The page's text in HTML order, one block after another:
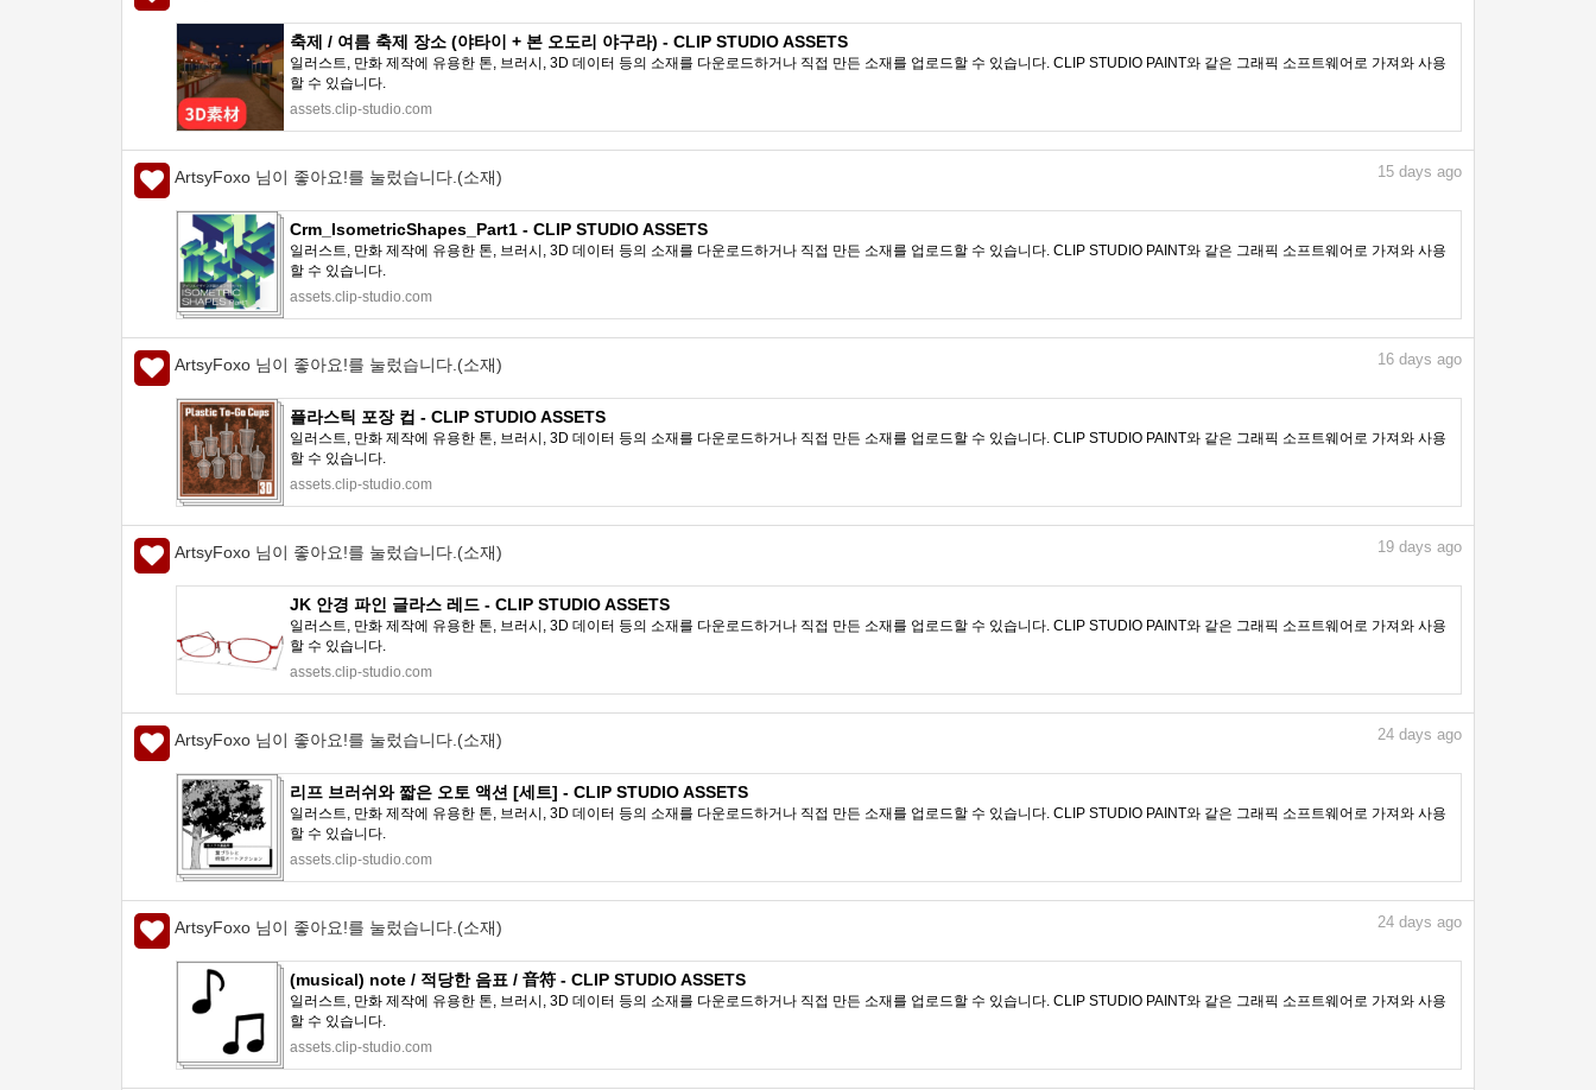
축제 / 여름 축제 장소 (야타이 + 본 오도리 야구라) - CLIP STUDIO ASSETS
일러스트, 만화 제작에 유용한 톤, 브러시, 3D 데이터 등의 소재를 다운로드하거나 직접 만든 소재를 업로드할 수 있습니다. CLIP STUDIO PAINT와 같은 그래픽 소프트웨어로 가져와 사용
할 수 있습니다.
assets.clip-studio.com
ArtsyFoxo 님이 좋아요!를 눌렀습니다.(소재) 15 days ago
Crm_IsometricShapes_Part1 - CLIP STUDIO ASSETS
일러스트, 만화 제작에 유용한 톤, 브러시, 3D 데이터 등의 소재를 다운로드하거나 직접 만든 소재를 업로드할 수 있습니다. CLIP STUDIO PAINT와 같은 그래픽 소프트웨어로 가져와 사용
할 수 있습니다.
assets.clip-studio.com
ArtsyFoxo 님이 좋아요!를 눌렀습니다.(소재) 16 days ago
플라스틱 포장 컵 - CLIP STUDIO ASSETS
일러스트, 만화 제작에 유용한 톤, 브러시, 3D 데이터 등의 소재를 다운로드하거나 직접 만든 소재를 업로드할 수 있습니다. CLIP STUDIO PAINT와 같은 그래픽 소프트웨어로 가져와 사용
할 수 있습니다.
assets.clip-studio.com
ArtsyFoxo 님이 좋아요!를 눌렀습니다.(소재) 19 days ago
JK 안경 파인 글라스 레드 - CLIP STUDIO ASSETS
일러스트, 만화 제작에 유용한 톤, 브러시, 3D 데이터 등의 소재를 다운로드하거나 직접 만든 소재를 업로드할 수 있습니다. CLIP STUDIO PAINT와 같은 그래픽 소프트웨어로 가져와 사용
할 수 있습니다.
assets.clip-studio.com
ArtsyFoxo 님이 좋아요!를 눌렀습니다.(소재) 24 days ago
리프 브러쉬와 짧은 오토 액션 [세트] - CLIP STUDIO ASSETS
일러스트, 만화 제작에 유용한 톤, 브러시, 3D 데이터 등의 소재를 다운로드하거나 직접 만든 소재를 업로드할 수 있습니다. CLIP STUDIO PAINT와 같은 그래픽 소프트웨어로 가져와 사용
할 수 있습니다.
assets.clip-studio.com
ArtsyFoxo 님이 좋아요!를 눌렀습니다.(소재) 24 days ago
(musical) note / 적당한 음표 / 音符 - CLIP STUDIO ASSETS
일러스트, 만화 제작에 유용한 톤, 브러시, 3D 데이터 등의 소재를 다운로드하거나 직접 만든 소재를 업로드할 수 있습니다. CLIP STUDIO PAINT와 같은 그래픽 소프트웨어로 가져와 사용
할 수 있습니다.
assets.clip-studio.com